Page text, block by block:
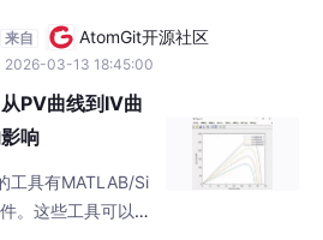
。代码仓库里扔着s
准库版本，还有La
文件——毕
来自 AtomGit开源社区
2026-03-13 18:45:00
PV曲线到IV曲
响
工具有MATLAB/Si
。这些工具可以帮